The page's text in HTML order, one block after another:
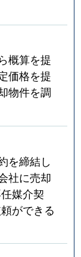
概算を提
価格を提
物件を調
を締結し
社に売却
媒介契
ができる